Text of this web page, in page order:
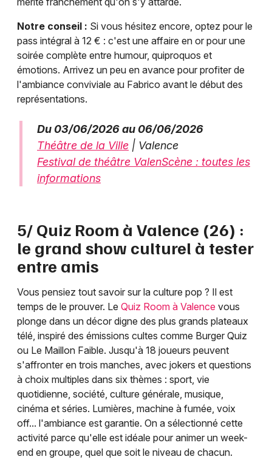
Notre conseil : Si vous hésitez encore, optez pour le
pass intégral à 12 € : c'est une affaire en or pour une
soirée complète entre humour, quiproquos et
émotions. Arrivez un peu en avance pour profiter de
l'ambiance conviviale au Fabrico avant le début des
représentations.
Du 03/06/2026 au 06/06/2026
Théâtre de la Ville | Valence
Festival de théâtre ValenScène : toutes les
informations
5/ Quiz Room à Valence (26) :
le grand show culturel à tester
entre amis
Vous pensiez tout savoir sur la culture pop ? Il est
temps de le prouver. Le Quiz Room à Valence vous
plonge dans un décor digne des plus grands plateaux
télé, inspiré des émissions cultes comme Burger Quiz
ou Le Maillon Faible. Jusqu'à 18 joueurs peuvent
s'affronter en trois manches, avec jokers et questions
à choix multiples dans six thèmes : sport, vie
quotidienne, société, culture générale, musique,
cinéma et séries. Lumières, machine à fumée, voix
off... l'ambiance est garantie. On a sélectionné cette
activité parce qu'elle est idéale pour animer un week-
end en groupe, quel que soit le niveau de chacun.